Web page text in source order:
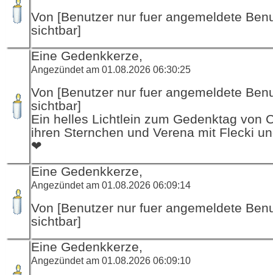
Von [Benutzer nur fuer angemeldete
sichtbar]
Eine Gedenkkerze,
Angezündet am 01.08.2026 06:30:25
Von [Benutzer nur fuer angemeldete
sichtbar]
Ein helles Lichtlein zum Gedenktag von
ihren Sternchen und Verena mit Flecki
❤
Eine Gedenkkerze,
Angezündet am 01.08.2026 06:09:14
Von [Benutzer nur fuer angemeldete
sichtbar]
Eine Gedenkkerze,
Angezündet am 01.08.2026 06:09:10